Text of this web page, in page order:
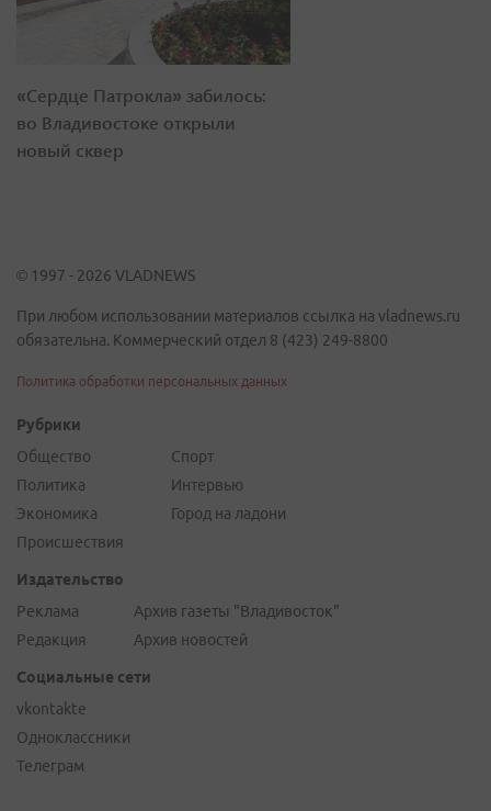
«Сердце Патрокла» забилось:
во Владивостоке открыли
новый сквер
© 1997 - 2026 VLADNEWS
При любом использовании материалов ссылка на vladnews.ru
обязательна. Коммерческий отдел 8 (423) 249-8800
Политика обработки персональных данных
Рубрики
Общество
Политика
Экономика
Происшествия
Спорт
Интервью
Город на ладони
Издательство
Реклама
Редакция
Архив газеты "Владивосток"
Архив новостей
Социальные сети
vkontakte
Одноклассники
Телеграм